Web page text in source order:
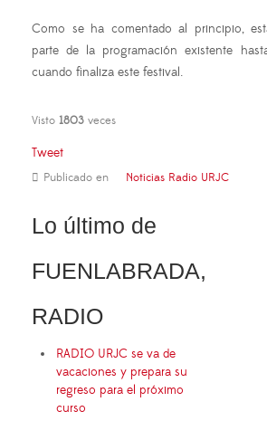
Como se ha comentado al principio,
parte de la programación existente
cuando finaliza este festival.
Visto 1803 veces
Tweet
Publicado en Noticias Radio URJC
Lo último de
FUENLABRADA,
RADIO
RADIO URJC se va de
vacaciones y prepara su
regreso para el próximo
curso